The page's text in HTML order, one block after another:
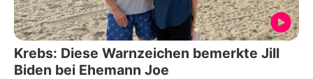
Krebs: Diese Warnzeichen bemerkte Jill
Biden bei Ehemann Joe